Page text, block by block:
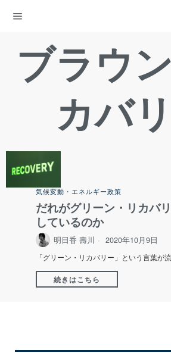
ブラウ
カバ
気候変動・エネルギー政策
だれがグリーン・リカバ
しているのか
明日香 壽川 2020年10月9日
「グリーン・リカバリー」という言葉が
続きはこちら